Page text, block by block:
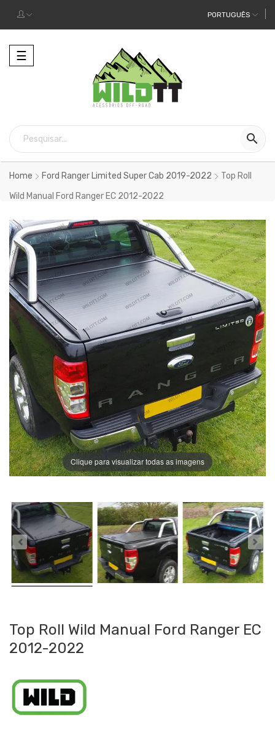
PORTUGUÊS
Alternar
a
☰

Home Ford Ranger Limited Super Cab 2019-2022
Top Roll
Wild Manual Ford Ranger EC 2012-2022
Clique para visualizar todas as imagens
Top Roll Wild Manual Ford Ranger EC
2012-2022